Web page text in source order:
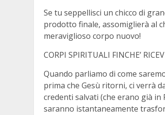
Se tu seppellisci un chicco di
prodotto finale, assomiglierà al
meraviglioso corpo nuovo!
CORPI SPIRITUALI FINCHE’
Quando parliamo di come
prima che Gesù ritorni, ci verrà
credenti salvati (che erano già
saranno istantaneamente